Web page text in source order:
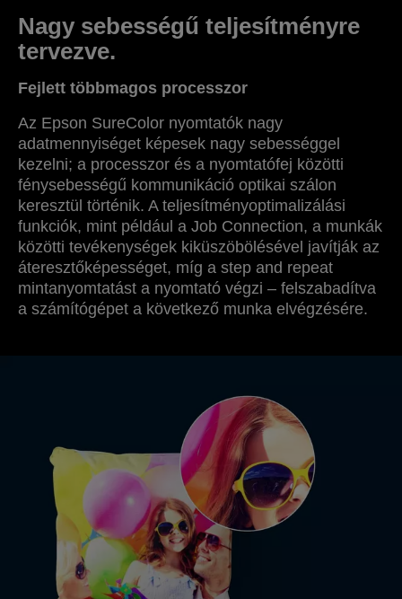
Nagy sebességű teljesítményre
tervezve.
Fejlett többmagos processzor
Az Epson SureColor nyomtatók nagy
adatmennyiséget képesek nagy sebességgel
kezelni; a processzor és a nyomtatófej közötti
fénysebességű kommunikáció optikai szálon
keresztül történik. A teljesítményoptimalizálási
funkciók, mint például a Job Connection, a munkák
közötti tevékenységek kiküszöbölésével javítják az
áteresztőképességet, míg a step and repeat
mintanyomtatást a nyomtató végzi – felszabadítva
a számítógépet a következő munka elvégzésére.